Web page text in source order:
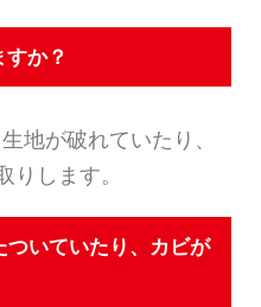
か？
地が破れていたり、
りします。
いていたり、カビが